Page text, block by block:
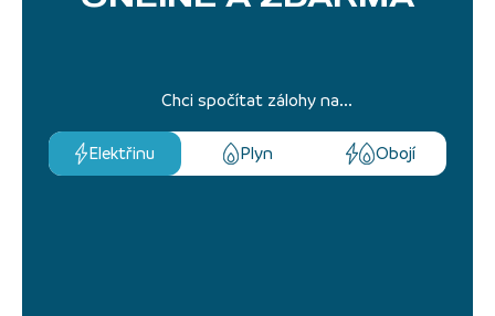
Chci spočítat zálohy na...
Elektřinu Plyn Obojí